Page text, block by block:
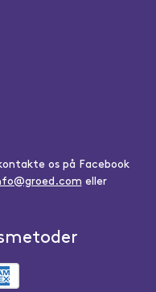
os på Facebook
eller